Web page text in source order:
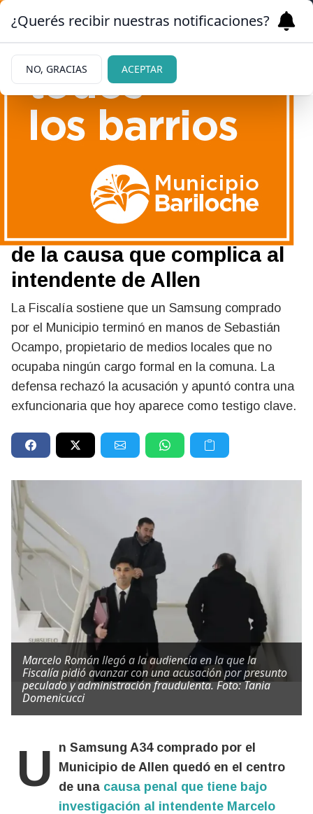
Un teléfono oficial y un
empresario sin cargo en el
Municipio: la historia detrás
de la causa que complica al
intendente de Allen
La Fiscalía sostiene que un Samsung comprado
por el Municipio terminó en manos de Sebastián
Ocampo, propietario de medios locales que no
ocupaba ningún cargo formal en la comuna. La
defensa rechazó la acusación y apuntó contra una
exfuncionaria que hoy aparece como testigo clave.
Marcelo Román llegó a la audiencia en la que la
Fiscalía pidió avanzar con una acusación por presunto
peculado y administración fraudulenta. Foto: Tania
Domenicucci
Un Samsung A34 comprado por el
Municipio de Allen quedó en el centro
de una causa penal que tiene bajo
investigación al intendente Marcelo
¿Querés recibir nuestras notificaciones?
NO, GRACIAS ACEPTAR